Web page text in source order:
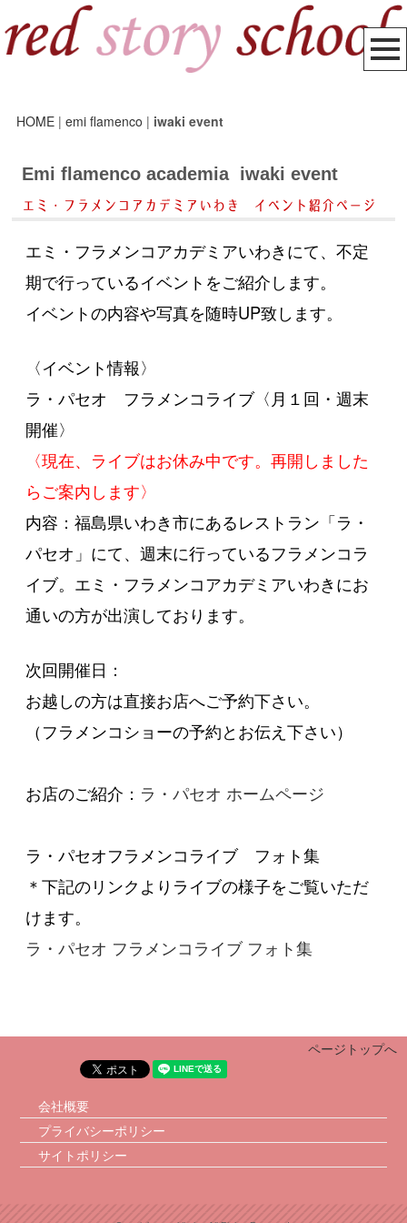
HOME |emi flamenco | iwaki event
Emi flamenco academia iwaki event
エミ・フラメンコアカデミアいわき イベント紹介ページ
エミ・フラメンコアカデミアいわきにて、不定
期で行っているイベントをご紹介します。
イベントの内容や写真を随時UP致します。
〈イベント情報〉
ラ・パセオ フラメンコライブ〈月１回・週末
開催〉
〈現在、ライブはお休み中です。再開しました
らご案内します〉
内容：福島県いわき市にあるレストラン「ラ・
パセオ」にて、週末に行っているフラメンコラ
イブ。エミ・フラメンコアカデミアいわきにお
通いの方が出演しております。
次回開催日：
お越しの方は直接お店へご予約下さい。
（フラメンコショーの予約とお伝え下さい）
お店のご紹介： ラ・パセオ ホームページ
ラ・パセオフラメンコライブ フォト集
＊下記のリンクよりライブの様子をご覧いただ
けます。
ラ・パセオ フラメンコライブ フォト集
ページトップへ
会社概要
プライバシーポリシー
サイトポリシー